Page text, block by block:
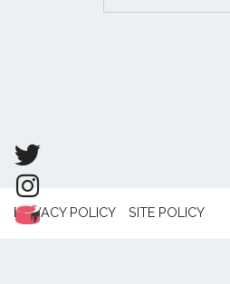
PRIVACY POLICY SITE POLICY